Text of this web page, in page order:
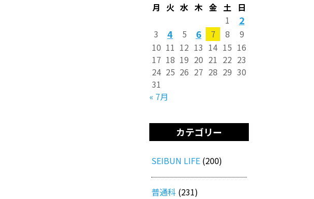
月 火 水 木 金 土 日
« 7月
1 2
3 4 5 6 7 8
9
10 11 12 13 14 15 16
17 18 19 20 21 22 23
24 25 26 27 28 29 30
31
カテゴリー
SEIBUN LIFE (200)
普通科 (231)